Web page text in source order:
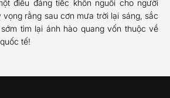
điều đáng tiếc khôn nguôi cho người
vọng rằng sau cơn mưa trời lại sáng, sắc
tìm lại ánh hào quang vốn thuộc về
tế!